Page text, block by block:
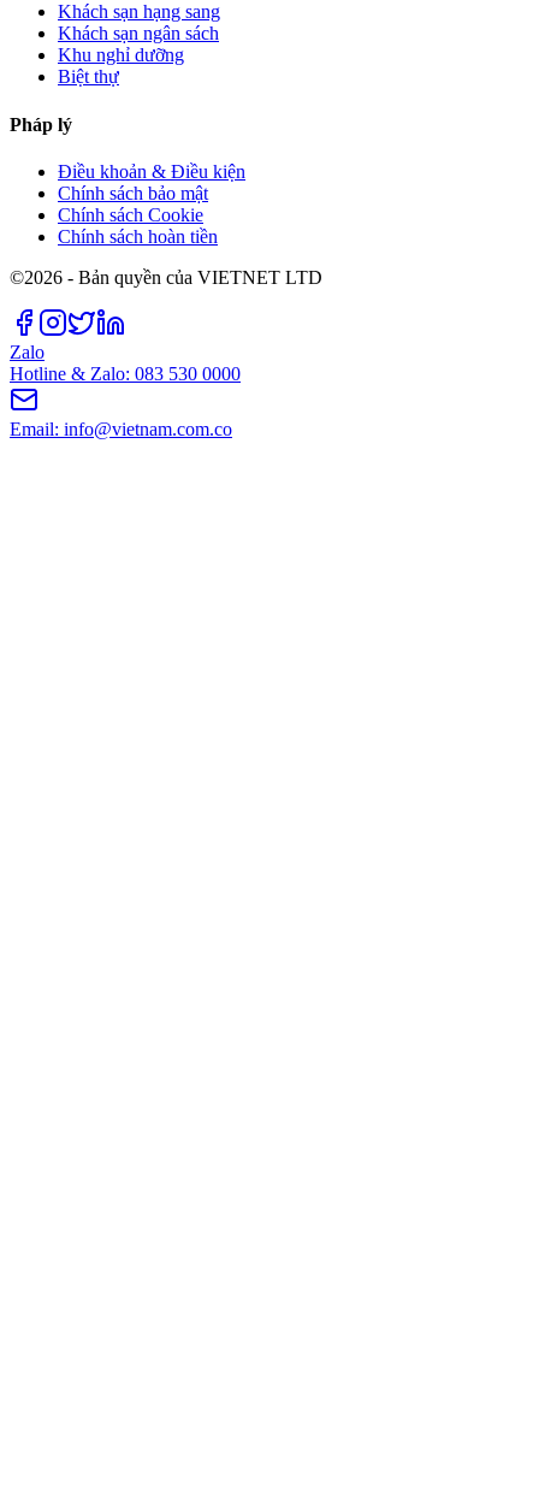
Khách sạn hạng sang
Khách sạn ngân sách
Khu nghỉ dưỡng
Biệt thự
Pháp lý
Điều khoản & Điều kiện
Chính sách bảo mật
Chính sách Cookie
Chính sách hoàn tiền
©2026 - Bản quyền của VIETNET LTD
Zalo
Hotline & Zalo: 083 530 0000
Email: info@vietnam.com.co